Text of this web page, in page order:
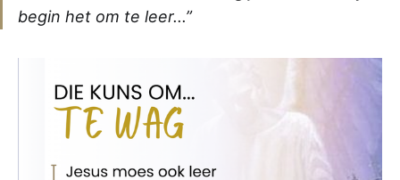
begin het om te leer...”